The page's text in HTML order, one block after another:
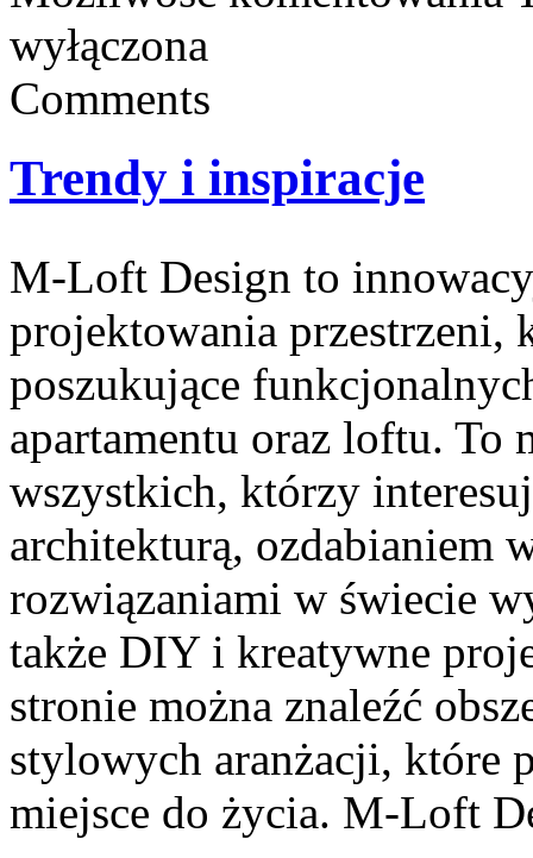
wyłączona
Comments
Trendy i inspiracje
M-Loft Design to
projektowania przestrzeni,
poszukujące
apartamentu oraz loftu. To
wszystkich, którzy
architekturą, ozdabianiem
rozwiązaniami w świecie
także DIY i kreatywne
stronie można znaleźć
stylowych aranżacji, które
miejsce do życia. M-Loft